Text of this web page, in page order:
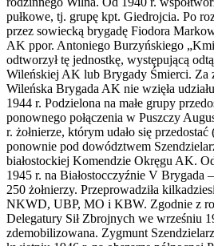
pułkowe, tj. grupę kpt. Giedrojcia. Po
przez sowiecką brygadę Fiodora
AK ppor. Antoniego Burzyńskiego
odtworzył tę jednostkę, występującą
Wileńskiej AK lub Brygady Śmierci. Za
Wileńska Brygada AK nie wzięła
1944 r. Podzielona na małe grupy
ponownego połączenia w Puszczy
r. żołnierze, którym udało się
ponownie pod dowództwem
białostockiej Komendzie Okręgu AK.
1945 r. na Białostocczyźnie V Brygada
250 żołnierzy. Przeprowadziła
NKWD, UBP, MO i KBW. Zgodnie z
Delegatury Sił Zbrojnych we wrześniu
zdemobilizowana. Zygmunt